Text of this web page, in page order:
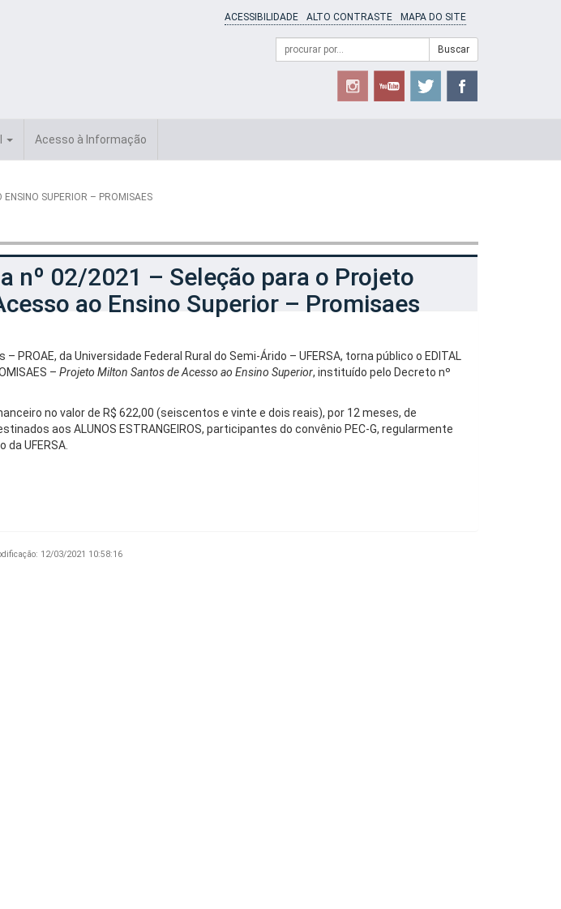
ACESSIBILIDADE ALTO CONTRASTE MAPA DO SITE
Formulário
Campo
de
Buscar
Acesso à Informação
SUPERIOR – PROMISAES
nº 02/2021 – Seleção para o Projeto
ao Ensino Superior – Promisaes
PROAE, da Universidade Federal Rural do Semi-Árido – UFERSA, torna público o EDITAL
– Projeto Milton Santos de Acesso ao Ensino Superior, instituído pelo Decreto nº
no valor de R$ 622,00 (seiscentos e vinte e dois reais), por 12 meses, de
aos ALUNOS ESTRANGEIROS, participantes do convênio PEC-G, regularmente
UFERSA.
12/03/2021 10:58:16